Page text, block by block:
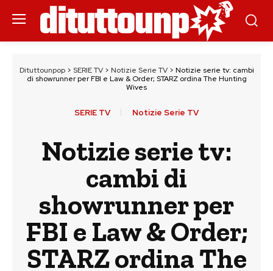
Dituttounpop> SERIE TV> Notizie Serie TV> Notizie serie tv: cambi
di showrunner per FBI e Law & Order; STARZ ordina The Hunting
Wives
SERIE TV Notizie Serie TV
Notizie serie tv:
cambi di
showrunner per
FBI e Law & Order;
STARZ ordina The